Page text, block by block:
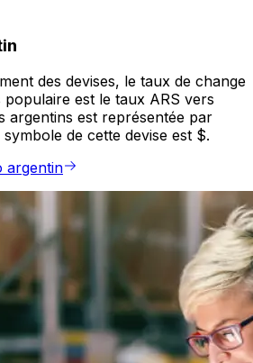
des devises, le taux de change
est le taux ARS vers
argentins est représentée par
de cette devise est $.
argentin